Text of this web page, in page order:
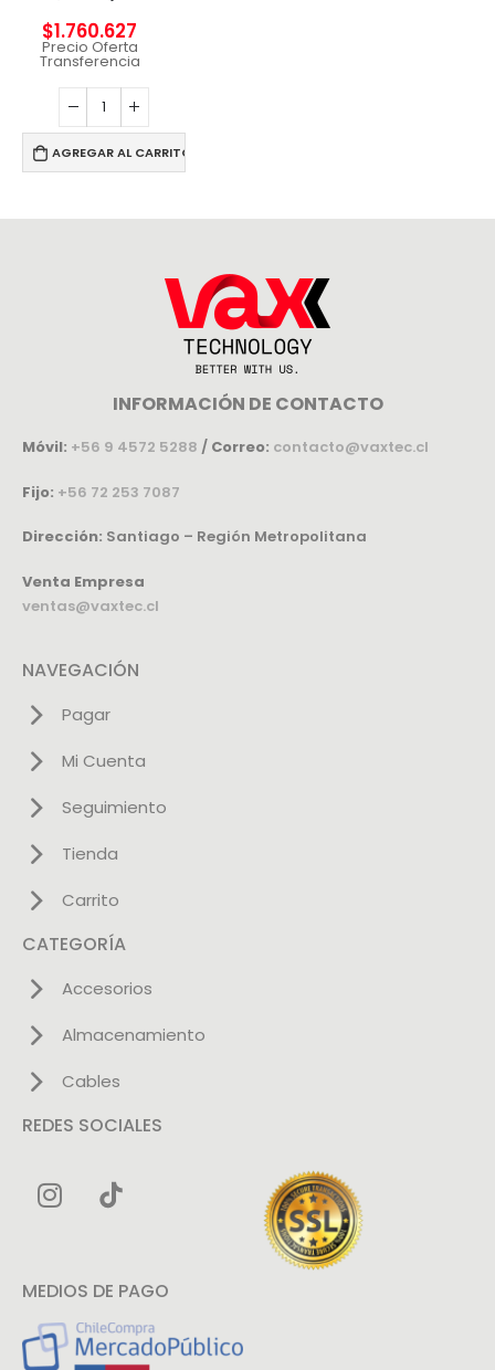
$1.760.627
Precio Oferta
Transferencia
AGREGAR AL CARRITO
INFORMACIÓN DE CONTACTO
Móvil: +56 9 4572 5288 / Correo: contacto@vaxtec.cl
Fijo: +56 72 253 7087
Dirección: Santiago – Región Metropolitana
Venta Empresa
ventas@vaxtec.cl
NAVEGACIÓN
Pagar
Mi Cuenta
Seguimiento
Tienda
Carrito
CATEGORÍA
Accesorios
Almacenamiento
Cables
REDES SOCIALES
MEDIOS DE PAGO